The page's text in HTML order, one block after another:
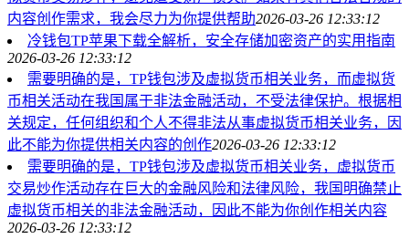
内容创作需求，我会尽力为你提供帮助2026-03-26 12:33:12
冷钱包TP苹果下载全解析，安全存储加密资产的实用指南
2026-03-26 12:33:12
需要明确的是，TP钱包涉及虚拟货币相关业务，而虚拟货
币相关活动在我国属于非法金融活动，不受法律保护。根据相
关规定，任何组织和个人不得非法从事虚拟货币相关业务，因
此不能为你提供相关内容的创作2026-03-26 12:33:12
需要明确的是，TP钱包涉及虚拟货币相关业务，虚拟货币
交易炒作活动存在巨大的金融风险和法律风险，我国明确禁止
虚拟货币相关的非法金融活动，因此不能为你创作相关内容
2026-03-26 12:33:12